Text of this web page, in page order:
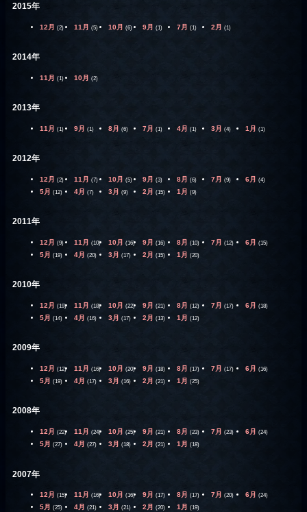
2015年
12月 (2) 11月 (5) 10月 (6) 9月 (1) 7月 (1) 2月 (1)
2014年
11月 (1) 10月 (2)
2013年
11月 (1) 9月 (1) 8月 (6) 7月 (1) 4月 (1) 3月 (4) 1月 (1)
2012年
12月 (2) 11月 (7) 10月 (5) 9月 (3) 8月 (6) 7月 (9) 6月 (4)
5月 (12) 4月 (7) 3月 (9) 2月 (15) 1月 (9)
2011年
12月 (9) 11月 (10) 10月 (16) 9月 (16) 8月 (10) 7月 (12) 6月 (15)
5月 (19) 4月 (20) 3月 (17) 2月 (15) 1月 (20)
2010年
12月 (19) 11月 (18) 10月 (22) 9月 (21) 8月 (12) 7月 (17) 6月 (18)
5月 (14) 4月 (16) 3月 (17) 2月 (13) 1月 (12)
2009年
12月 (12) 11月 (16) 10月 (20) 9月 (18) 8月 (17) 7月 (17) 6月 (16)
5月 (19) 4月 (17) 3月 (16) 2月 (21) 1月 (25)
2008年
12月 (22) 11月 (24) 10月 (25) 9月 (21) 8月 (23) 7月 (23) 6月 (24)
5月 (27) 4月 (27) 3月 (18) 2月 (21) 1月 (18)
2007年
12月 (15) 11月 (16) 10月 (16) 9月 (17) 8月 (17) 7月 (20) 6月 (24)
5月 (25) 4月 (21) 3月 (21) 2月 (20) 1月 (19)